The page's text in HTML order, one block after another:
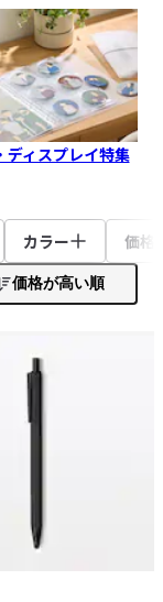
ディスプレイ特集
カラー 価格
価格が高い順